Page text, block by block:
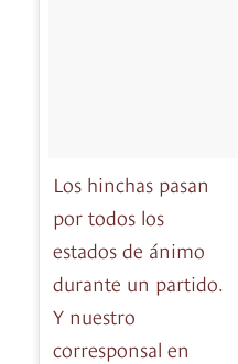
Los hinchas pasan
por todos los
estados de ánimo
durante un partido.
Y nuestro
corresponsal en